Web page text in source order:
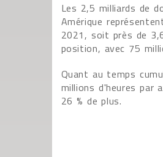
Les 2,5 milliards de
Amérique
2021, soit près de
position, avec 75
Quant au temps
millions d'heures par
26 % de plus.